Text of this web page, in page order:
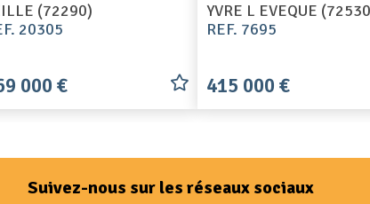
(72290)
20305
000 €
YVRE L EVEQUE
REF. 7695
415 000 €
Suivez-nous sur les réseaux sociaux